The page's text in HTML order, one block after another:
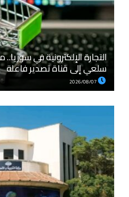
التجارة الإلكترونية في
سلعي إلى قناة تصدير فاعلة